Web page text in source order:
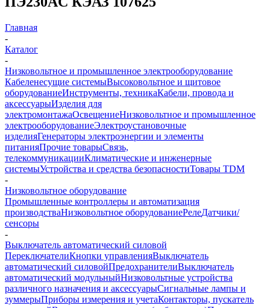
Главная
-
Каталог
-
Низковольтное и промышленное электрооборудование
Кабеленесущие системыВысоковольтное и щитовое
оборудованиеИнструменты, техникаКабели, провода и
аксессуарыИзделия для
электромонтажаОсвещениеНизковольтное и промышленное
электрооборудованиеЭлектроустановочные
изделияГенераторы электроэнергии и элементы
питанияПрочие товарыСвязь,
телекоммуникацииКлиматические и инженерные
системыУстройства и средства безопасностиТовары TDM
-
Низковольтное оборудование
Промышленные контроллеры и автоматизация
производстваНизковольтное оборудованиеРелеДатчики/
сенсоры
-
Выключатель автоматический силовой
ПереключателиКнопки управленияВыключатель
автоматический силовойПредохранителиВыключатель
автоматический модульныйНизковольтные устройства
различного назначения и аксессуарыСигнальные лампы и
зуммерыПриборы измерения и учетаКонтакторы, пускатель